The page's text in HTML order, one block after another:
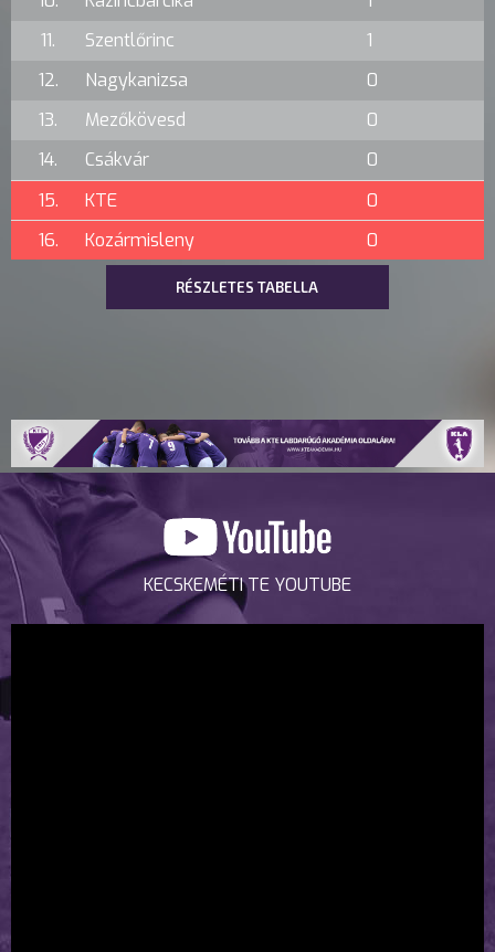
11.
Szentlőrinc
1
12.
Nagykanizsa
0
13.
Mezőkövesd
0
14.
Csákvár
0
15.
KTE
0
16.
Kozármisleny 0
RÉSZLETES TABELLA
KECSKEMÉTI TE YOUTUBE